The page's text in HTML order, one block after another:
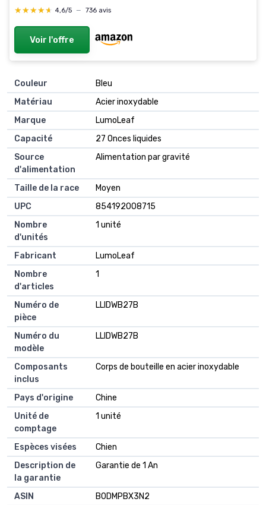
★★★★★
★★★★★ 4,6/5 — 736 avis
Voir l'offre
Couleur
Bleu
Matériau
Acier inoxydable
Marque
LumoLeaf
Capacité
27 Onces liquides
Source
d'alimentation
Alimentation par gravité
Taille de la race
Moyen
UPC
854192008715
Nombre
d'unités
1 unité
Fabricant
LumoLeaf
Nombre
d'articles
1
Numéro de
pièce
LLIDWB27B
Numéro du
modèle
LLIDWB27B
Composants
inclus
Corps de bouteille en acier inoxydable
Pays d'origine
Chine
Unité de
comptage
1 unité
Espèces visées
Chien
Description de
la garantie
Garantie de 1 An
ASIN
B0DMPBX3N2